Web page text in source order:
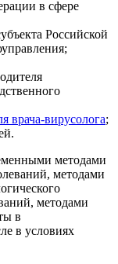
в сфере
Российской
врача-вирусолога;
методами
методами
методами
в
в условиях